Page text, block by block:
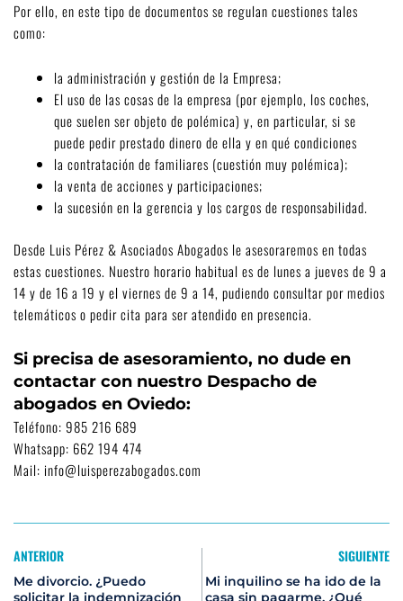
Por ello, en este tipo de documentos se regulan cuestiones tales
como:
la administración y gestión de la Empresa;
El uso de las cosas de la empresa (por ejemplo, los coches,
que suelen ser objeto de polémica) y, en particular, si se
puede pedir prestado dinero de ella y en qué condiciones
la contratación de familiares (cuestión muy polémica);
la venta de acciones y participaciones;
la sucesión en la gerencia y los cargos de responsabilidad.
Desde Luis Pérez & Asociados Abogados le asesoraremos en todas
estas cuestiones. Nuestro horario habitual es de lunes a jueves de 9 a
14 y de 16 a 19 y el viernes de 9 a 14, pudiendo consultar por medios
telemáticos o pedir cita para ser atendido en presencia.
Si precisa de asesoramiento, no dude en
contactar con nuestro Despacho de
abogados en Oviedo:
Teléfono: 985 216 689
Whatsapp: 662 194 474
Mail: info@luisperezabogados.com
ANTERIOR SIGUIENTE
Me divorcio. ¿Puedo
solicitar la indemnización
Mi inquilino se ha ido de la
casa sin pagarme. ¿Qué